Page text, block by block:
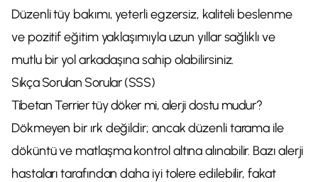
Düzenli tüy bakımı, yeterli egzersiz, kaliteli beslenme
ve pozitif eğitim yaklaşımıyla uzun yıllar sağlıklı ve
mutlu bir yol arkadaşına sahip olabilirsiniz.
Sıkça Sorulan Sorular (SSS)
Tibetan Terrier tüy döker mi, alerji dostu mudur?
Dökmeyen bir ırk değildir; ancak düzenli tarama ile
döküntü ve matlaşma kontrol altına alınabilir. Bazı alerji
hastaları tarafından daha iyi tolere edilebilir, fakat